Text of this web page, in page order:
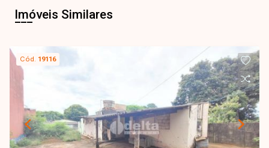
Imóveis Similares
Cód. 19116